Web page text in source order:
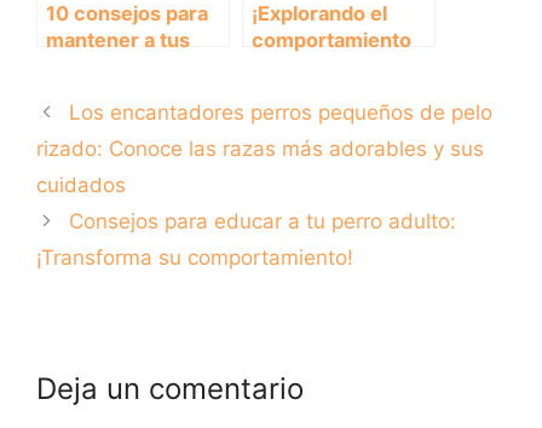
10 consejos para
mantener a tus
¡Explorando el
comportamiento
caca?
Los encantadores perros pequeños de pelo
rizado: Conoce las razas más adorables y sus
cuidados
Consejos para educar a tu perro adulto:
¡Transforma su comportamiento!
Deja un comentario